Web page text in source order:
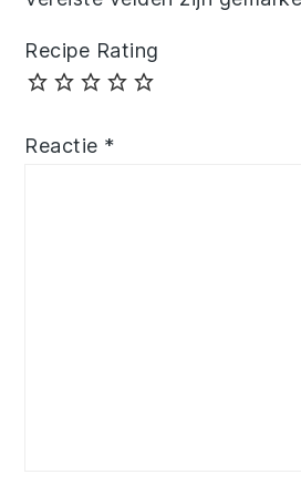
Recipe Rating
Reactie *